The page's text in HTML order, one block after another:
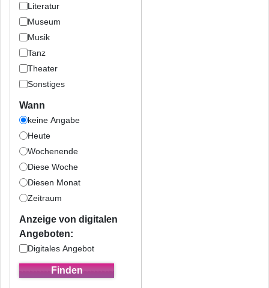
Literatur
Museum
Musik
Tanz
Theater
Sonstiges
Wann
keine Angabe
Heute
Wochenende
Diese Woche
Diesen Monat
Zeitraum
Anzeige von digitalen
Angeboten:
Digitales Angebot